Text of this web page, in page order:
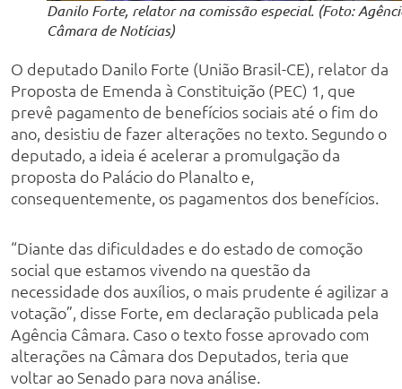
Danilo Forte, relator na comissão especial. (Foto:
Câmara de Notícias)
O deputado Danilo Forte (União Brasil-CE), relator da
Proposta de Emenda à Constituição (PEC) 1, que
prevê pagamento de benefícios sociais até o fim do
ano, desistiu de fazer alterações no texto. Segundo o
deputado, a ideia é acelerar a promulgação da
proposta do Palácio do Planalto e,
consequentemente, os pagamentos dos benefícios.
“Diante das dificuldades e do estado de comoção
social que estamos vivendo na questão da
necessidade dos auxílios, o mais prudente é agilizar a
votação”, disse Forte, em declaração publicada pela
Agência Câmara. Caso o texto fosse aprovado com
alterações na Câmara dos Deputados, teria que
voltar ao Senado para nova análise.